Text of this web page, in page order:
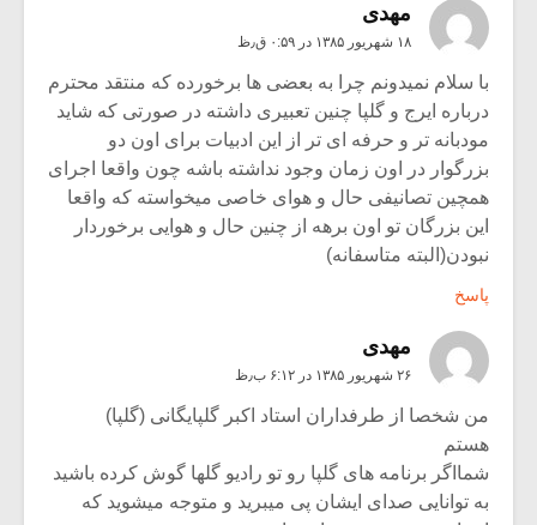
مهدی
۱۸ شهریور ۱۳۸۵ در ۰:۵۹ ق٫ظ
با سلام نمیدونم چرا به بعضی ها برخورده که منتقد محترم
درباره ایرج و گلپا چنین تعبیری داشته در صورتی که شاید
مودبانه تر و حرفه ای تر از این ادبیات برای اون دو
بزرگوار در اون زمان وجود نداشته باشه چون واقعا اجرای
همچین تصانیفی حال و هوای خاصی میخواسته که واقعا
این بزرگان تو اون برهه از چنین حال و هوایی برخوردار
نبودن(البته متاسفانه)
پاسخ
مهدی
۲۶ شهریور ۱۳۸۵ در ۶:۱۲ ب٫ظ
من شخصا از طرفداران استاد اکبر گلپایگانی (گلپا)
هستم
شمااگر برنامه های گلپا رو تو رادیو گلها گوش کرده باشید
به توانایی صدای ایشان پی میبرید و متوجه میشوید که